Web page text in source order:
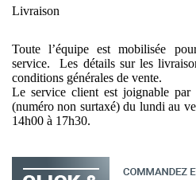
Livraison
Toute l’équipe est mobilisée
service. Les détails sur les
conditions générales de vente.
Le service client est joignable par
(numéro non surtaxé) du lundi au
14h00 à 17h30.